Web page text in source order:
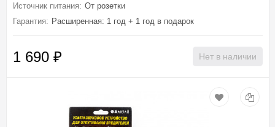
Источник питания: От розетки
Гарантия: Расширенная: 1 год + 1 год в подарок
1 690 ₽ Нет в наличии